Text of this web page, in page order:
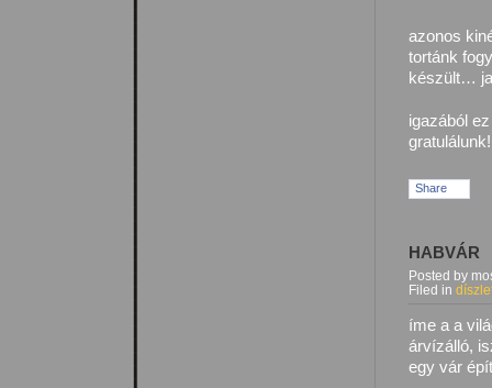
azonos
tortánk
készült…
igazából
gratulálunk!
Share
HABVÁR
Posted by
Filed in
íme a a
árvízálló,
egy vár